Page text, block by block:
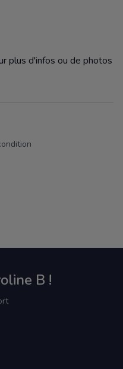
plus d'infos ou de photos
B !